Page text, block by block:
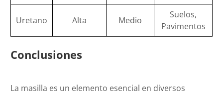
Uretano Alta Medio
Suelos,
Pavimentos
Conclusiones
La masilla es un elemento esencial en diversos